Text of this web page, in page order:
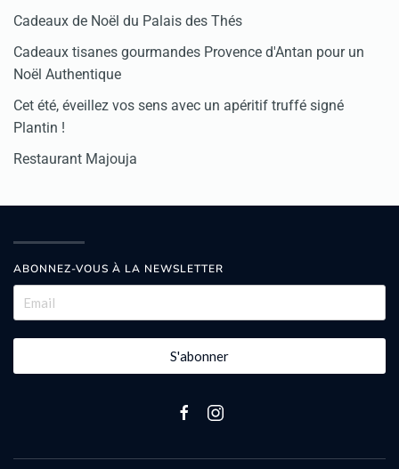
Cadeaux de Noël du Palais des Thés
Cadeaux tisanes gourmandes Provence d'Antan pour un
Noël Authentique
Cet été, éveillez vos sens avec un apéritif truffé signé
Plantin !
Restaurant Majouja
ABONNEZ-VOUS À LA NEWSLETTER
S'abonner